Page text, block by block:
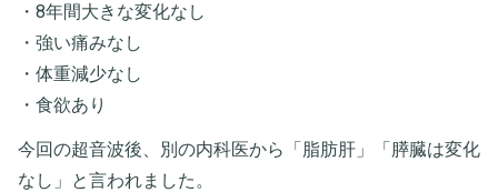
・8年間大きな変化なし
・強い痛みなし
・体重減少なし
・食欲あり
今回の超音波後、別の内科医から「脂肪肝」「膵臓は変化
なし」と言われました。